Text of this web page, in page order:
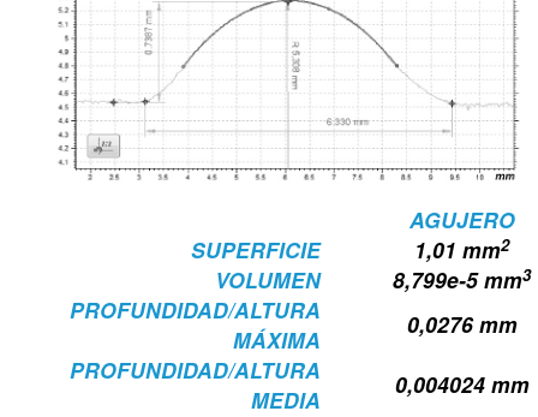
AGUJERO
SUPERFICIE
1,01 mm2
VOLUMEN 8,799e-5 mm3
PROFUNDIDAD/ALTURA
MÁXIMA
0,0276 mm
PROFUNDIDAD/ALTURA
MEDIA
0,004024 mm